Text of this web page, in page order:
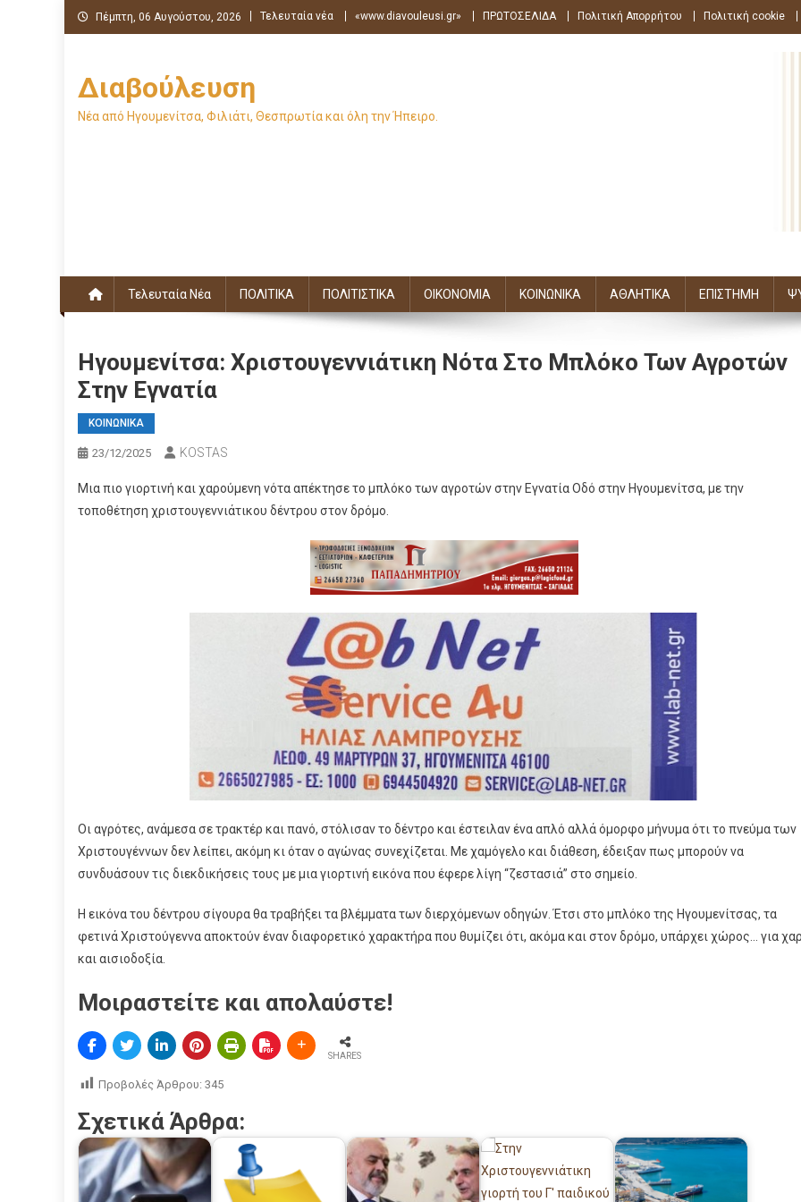
Μεταπηδήστε
στο
Πέμπτη, 06 Αυγούστου, 2026 Τελευταία νέα «www.diavouleusi.gr» ΠΡΩΤΟΣΕΛΙΔΑ Πολιτική Απορρήτου Πολιτική cookie
Διαβούλευση
Νέα από Ηγουμενίτσα, Φιλιάτι, Θεσπρωτία και όλη την Ήπειρο.
Τελευταία Νέα ΠΟΛΙΤΙΚΑ ΠΟΛΙΤΙΣΤΙΚΑ ΟΙΚΟΝΟΜΙΑ ΚΟΙΝΩΝΙΚΑ ΑΘΛΗΤΙΚΑ ΕΠΙΣΤΗΜΗ
Ηγουμενίτσα: Χριστουγεννιάτικη Νότα Στο Μπλόκο Των Αγροτών
Στην Εγνατία
ΚΟΙΝΩΝΙΚΑ
23/12/2025 KOSTAS
Μια πιο γιορτινή και χαρούμενη νότα απέκτησε το μπλόκο των αγροτών στην Εγνατία Οδό στην Ηγουμενίτσα, με την
τοποθέτηση χριστουγεννιάτικου δέντρου στον δρόμο.
Οι αγρότες, ανάμεσα σε τρακτέρ και πανό, στόλισαν το δέντρο και έστειλαν ένα απλό αλλά όμορφο μήνυμα ότι το πνεύμα των
Χριστουγέννων δεν λείπει, ακόμη κι όταν ο αγώνας συνεχίζεται. Με χαμόγελο και διάθεση, έδειξαν πως μπορούν να
συνδυάσουν τις διεκδικήσεις τους με μια γιορτινή εικόνα που έφερε λίγη “ζεστασιά” στο σημείο.
Η εικόνα του δέντρου σίγουρα θα τραβήξει τα βλέμματα των διερχόμενων οδηγών. Έτσι στο μπλόκο της Ηγουμενίτσας, τα
φετινά Χριστούγεννα αποκτούν έναν διαφορετικό χαρακτήρα που θυμίζει ότι, ακόμα και στον δρόμο, υπάρχει χώρος… για
και αισιοδοξία.
Μοιραστείτε και απολαύστε!
SHARES
Προβολές Άρθρου: 345
Σχετικά Άρθρα: